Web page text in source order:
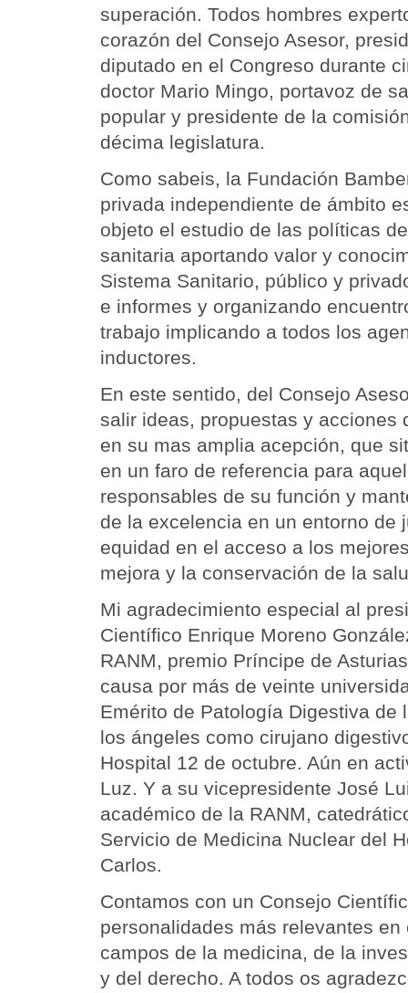
superación. Todos hombres
corazón del Consejo Asesor,
diputado en el Congreso durante
doctor Mario Mingo, portavoz de
popular y presidente de la
décima legislatura.
Como sabeis, la Fundación
privada independiente de ámbito
objeto el estudio de las políticas
sanitaria aportando valor y
Sistema Sanitario, público y
e informes y organizando
trabajo implicando a todos los
inductores.
En este sentido, del Consejo
salir ideas, propuestas y acciones
en su mas amplia acepción, que
en un faro de referencia para
responsables de su función y
de la excelencia en un entorno de
equidad en el acceso a los
mejora y la conservación de la
Mi agradecimiento especial al
Científico Enrique Moreno
RANM, premio Príncipe de
causa por más de veinte
Emérito de Patología Digestiva de
los ángeles como cirujano
Hospital 12 de octubre. Aún en
Luz. Y a su vicepresidente José
académico de la RANM,
Servicio de Medicina Nuclear del
Carlos.
Contamos con un Consejo
personalidades más relevantes en
campos de la medicina, de la
y del derecho. A todos os